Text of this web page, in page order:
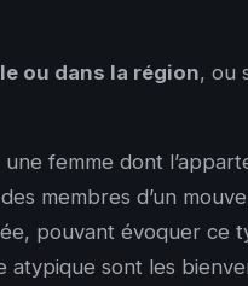
ou dans la région, ou
femme dont
membres d’un
pouvant évoquer ce
atypique sont les